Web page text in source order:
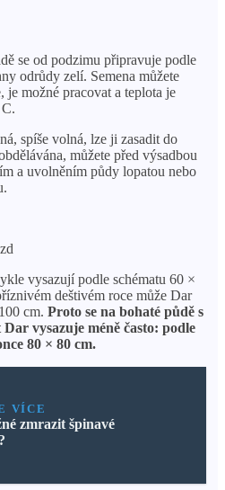
se od podzimu připravuje podle
odrůdy zelí. Semena můžete
je možné pracovat a teplota je
spíše volná, lze ji zasadit do
můžete před výsadbou
a uvolněním půdy lopatou nebo
vysazují podle schématu 60 ×
deštivém roce může Dar
cm. Proto se na bohaté půdě s
vysazuje méně často: podle
80 × 80 cm.
VÍCE
zmrazit špinavé